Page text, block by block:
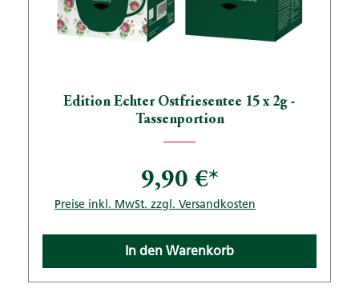
Edition Echter Ostfriesentee 15 x 2g -
Tassenportion
9,90 €*
Preise inkl. MwSt. zzgl. Versandkosten
In den Warenkorb